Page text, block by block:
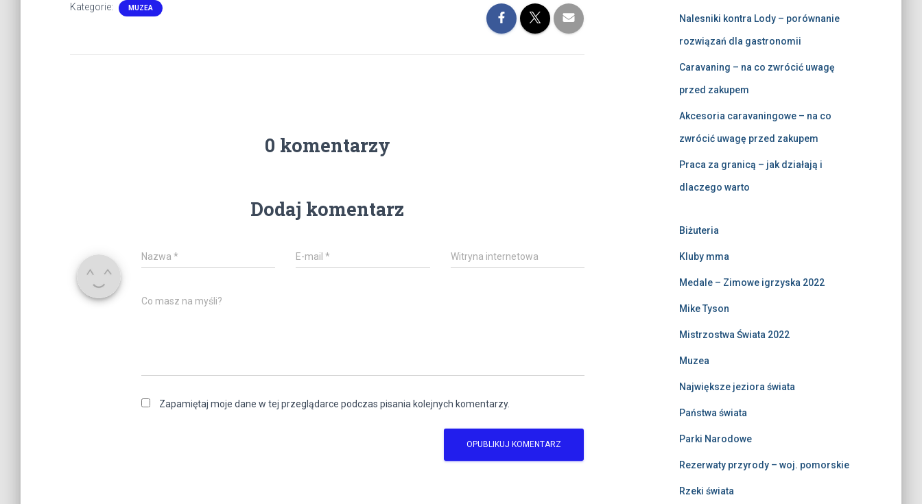
Kategorie: MUZEA
0 komentarzy
Dodaj komentarz
Nazwa * E-mail* Witryna internetowa
Co masz na myśli?
Zapamiętaj moje dane w tej przeglądarce podczas pisania kolejnych komentarzy.
Nalesniki kontra Lody – porównanie
rozwiązań dla gastronomii
Caravaning – na co zwrócić uwagę
przed zakupem
Akcesoria caravaningowe – na co
zwrócić uwagę przed zakupem
Praca za granicą – jak działają i
dlaczego warto
Biżuteria
Kluby mma
Medale – Zimowe igrzyska 2022
Mike Tyson
Mistrzostwa Świata 2022
Muzea
Największe jeziora świata
Państwa świata
Parki Narodowe
Rezerwaty przyrody – woj. pomorskie
Rzeki świata